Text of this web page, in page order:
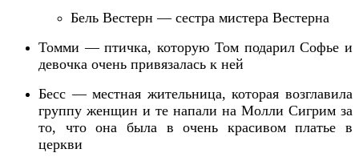
Бель Вестерн — сестра мистера Вестерна
Томми — птичка, которую Том подарил Софье и
девочка очень привязалась к ней
Бесс — местная жительница, которая возглавила
группу женщин и те напали на Молли Сигрим за
то, что она была в очень красивом платье в
церкви